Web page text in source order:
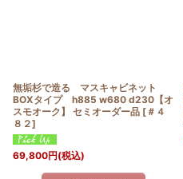
無垢杉で造る マスキャビネット
BOXタイプ h885 w680 d230【オ
スモオーク】 セミオーダー品 [ ＃４
８２]
69,800円(税込)